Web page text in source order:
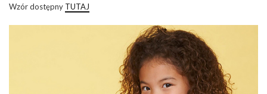
Wzór dostępny TUTAJ